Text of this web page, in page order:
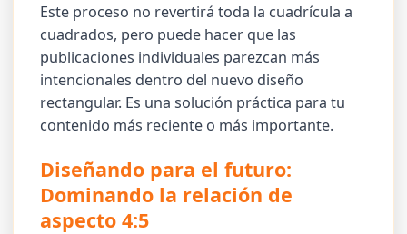
Este proceso no revertirá toda la cuadrícula a
cuadrados, pero puede hacer que las
publicaciones individuales parezcan más
intencionales dentro del nuevo diseño
rectangular. Es una solución práctica para tu
contenido más reciente o más importante.
Diseñando para el futuro:
Dominando la relación de
aspecto 4:5